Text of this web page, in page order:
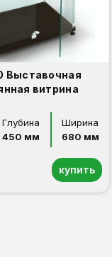
Выставочная
витрина
Глубина
450 мм
Ширина
680 мм
купить